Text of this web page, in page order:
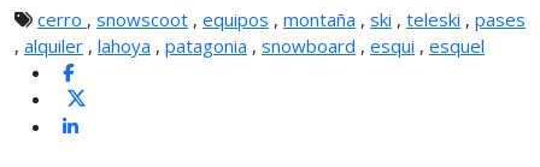
cerro , snowscoot , equipos , montaña , ski , teleski , pases
, alquiler , lahoya , patagonia , snowboard , esqui , esquel